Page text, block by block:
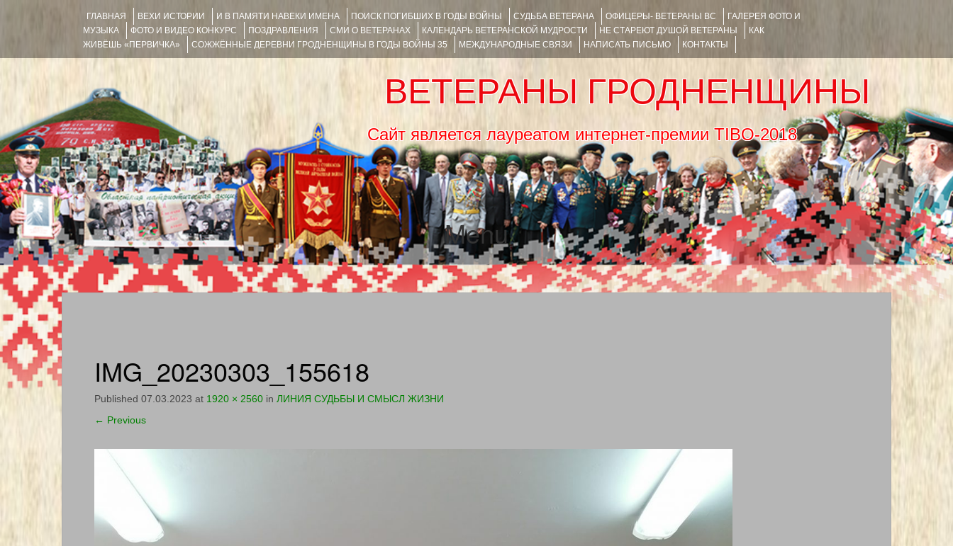
ГЛАВНАЯ ВЕХИ ИСТОРИИ И В ПАМЯТИ НАВЕКИ ИМЕНА ПОИСК ПОГИБШИХ В ГОДЫ ВОЙНЫ СУДЬБА ВЕТЕРАНА ОФИЦЕРЫ- ВЕТЕРАНЫ ВС
ГАЛЕРЕЯ ФОТО И
МУЗЫКА
ФОТО И ВИДЕО КОНКУРС ПОЗДРАВЛЕНИЯ СМИ О ВЕТЕРАНАХ КАЛЕНДАРЬ ВЕТЕРАНСКОЙ МУДРОСТИ НЕ СТАРЕЮТ ДУШОЙ ВЕТЕРАНЫ
КАК
ЖИВЁШЬ «ПЕРВИЧКА»
СОЖЖЁННЫЕ ДЕРЕВНИ ГРОДНЕНЩИНЫ В ГОДЫ ВОЙНЫ 35 МЕЖДУНАРОДНЫЕ СВЯЗИ НАПИСАТЬ ПИСЬМО КОНТАКТЫ
ВЕТЕРАНЫ ГРОДНЕНЩИНЫ
Сайт является лауреатом интернет-премии TIBO-2018
Menu
SKIP TO CONTENT
IMG_20230303_155618
Published 07.03.2023 at 1920 × 2560 in ЛИНИЯ СУДЬБЫ И СМЫСЛ ЖИЗНИ
← Previous